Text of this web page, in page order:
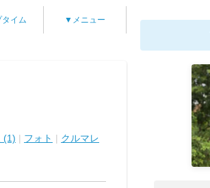
タイム ▼メニュー
(1) | フォト | クルマレ